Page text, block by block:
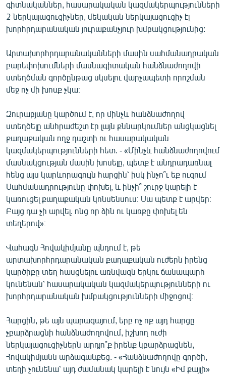
գիտնականներ, հասարակական կազմակերպությունների
2 ներկայացուցիչներ, մեկական ներկայացուցիչ էլ
խորհրդարանական յուրաքանչյուր խմբակցությունից:
Արտախորհրդարանականների մասին սահմանադրական
բարեփոխումների մասնագիտական հանձնաժողովի
ստեղծման գործընթաց սկսելու վարչապետի որոշման
մեջ ոչ մի խոսք չկա։
Զուրաբյանը կարծում է, որ մինչև հանձնաժողով
ստեղծելը անհրաժեշտ էր լայն քննարկումներ անցկացնել
քաղաքական ողջ դաշտի ու հասարակական
կազմակերպությունների հետ. - «Մինչև հանձնաժողովում
մասնակցության մասին խոսելը, պետք է անդրադառնալ
հենց այս կարևորագույն հարցին՝ իսկ ինչո՞ւ եք ուզում
Սահմանադրությունը փոխել, և ինչի՞ շուրջ կարելի է
կառուցել քաղաքական կոնսենսուս։ Սա պետք է արվեր։
Բայց դա չի արվել. ոնց որ ձին ու կառքը փոխել են
տեղերով»։
Վահագն Հովակիմյանը պնդում է, թե
արտախորհրդարանական քաղաքական ուժերն իրենց
կարծիքը տեղ հասցնելու առնվազն երկու ճանապարհ
կունենան՝ հասարակական կազմակերպությունների ու
խորհրդարանական խմբակցությունների միջոցով։
Հարցին, թե այն պարագայում, երբ ոչ ոք այդ հարցը
չբարձրացնի հանձնաժողովում, իշխող ուժի
ներկայացուցիչներն արդյո՞ք իրենք կբարձրացնեն,
Հովակիմյանն արձագանքեց. - «Հանձնաժողովը գործի,
տեղի չունենա՝ այդ ժամանակ կարելի է նույն «Իմ քայլի»